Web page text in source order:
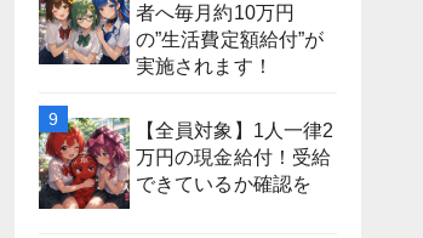
者へ毎月約10万円
の”生活費定額給付”が
実施されます！
【全員対象】1人一律2
万円の現金給付！受給
できているか確認を